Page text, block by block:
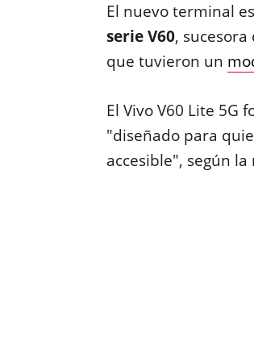
El nuevo terminal
serie V60,
que tuvieron un
El Vivo V60 Lite 5G
"diseñado para
accesible", según la